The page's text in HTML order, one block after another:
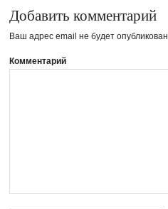
Добавить комментарий
Ваш адрес email не будет опубликован.
Комментарий